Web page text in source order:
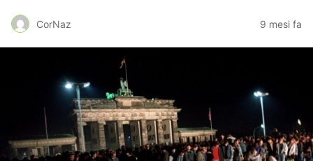
CorNaz 9 mesi fa